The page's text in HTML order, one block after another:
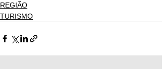
REGIÃO
TURISMO